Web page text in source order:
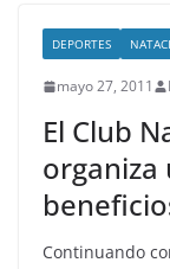
DEPORTES
mayo 27, 2011
El Club
organiza
Continuando